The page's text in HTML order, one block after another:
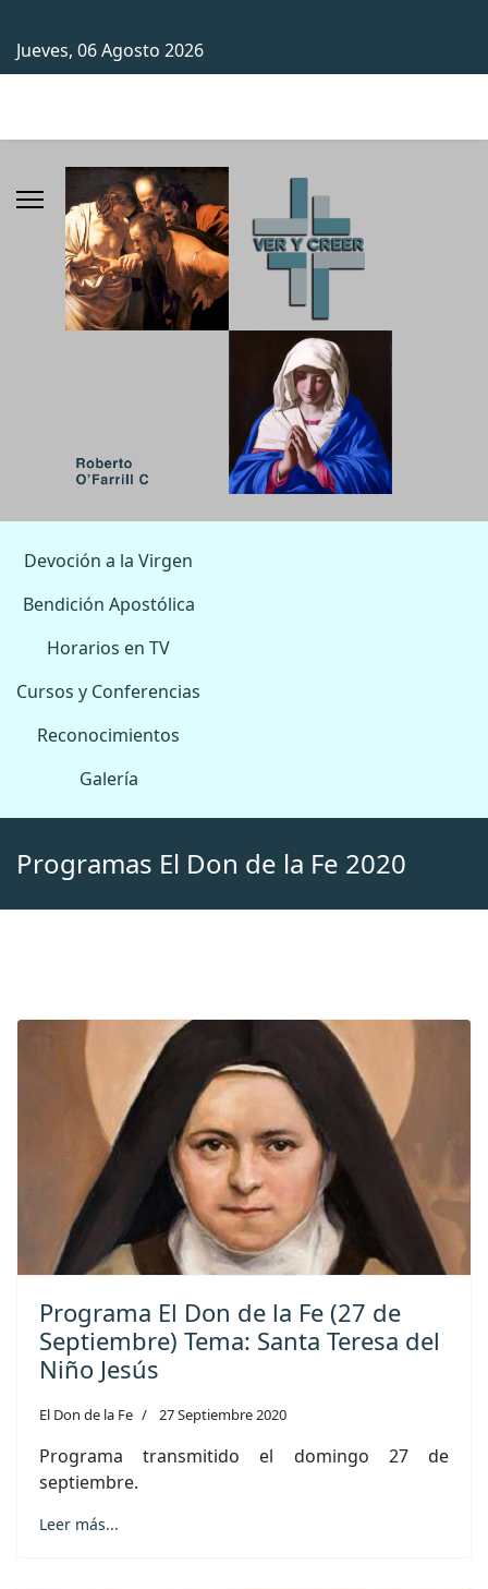
Jueves, 06 Agosto 2026
Devoción a la Virgen
Bendición Apostólica
Horarios en TV
Cursos y Conferencias
Reconocimientos
Galería
Programas El Don de la Fe 2020
Programa El Don de la Fe (27 de
Septiembre) Tema: Santa Teresa del
Niño Jesús
El Don de la Fe 27 Septiembre 2020
Programa transmitido el domingo 27 de
septiembre.
Leer más...